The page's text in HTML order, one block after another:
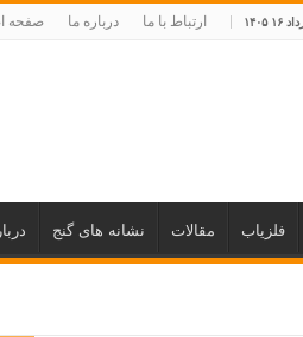
ارتباط با ما درباره ما صفحه
فلزیاب مقالات نشانه های گنج